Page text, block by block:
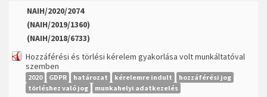
NAIH/2020/2074
(NAIH/2019/1360)
(NAIH/2018/6733)
Hozzáférési és törlési kérelem gyakorlása volt munkáltatóval
szemben
2020 GDPR határozat kérelemre indult
hozzáférési jog
törléshez való jog
munkahelyi adatkezelés